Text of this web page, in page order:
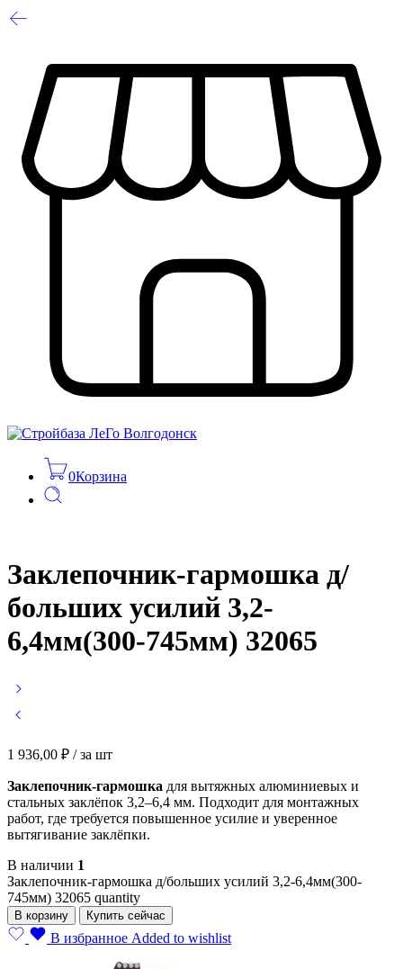
0Корзина
Заклепочник-гармошка д/
больших усилий 3,2-
6,4мм(300-745мм) 32065
1 936,00 ₽ / за шт
Заклепочник-гармошка для вытяжных алюминиевых и
стальных заклёпок 3,2–6,4 мм. Подходит для монтажных
работ, где требуется повышенное усилие и уверенное
вытягивание заклёпки.
В наличии 1
Заклепочник-гармошка д/больших усилий 3,2-6,4мм(300-
745мм) 32065 quantity
В корзину Купить сейчас
В избранное Added to wishlist